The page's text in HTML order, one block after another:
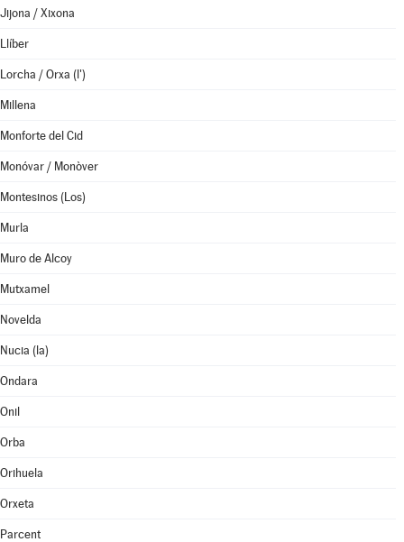
Jijona / Xixona
Llíber
Lorcha / Orxa (l')
Millena
Monforte del Cid
Monóvar / Monòver
Montesinos (Los)
Murla
Muro de Alcoy
Mutxamel
Novelda
Nucia (la)
Ondara
Onil
Orba
Orihuela
Orxeta
Parcent